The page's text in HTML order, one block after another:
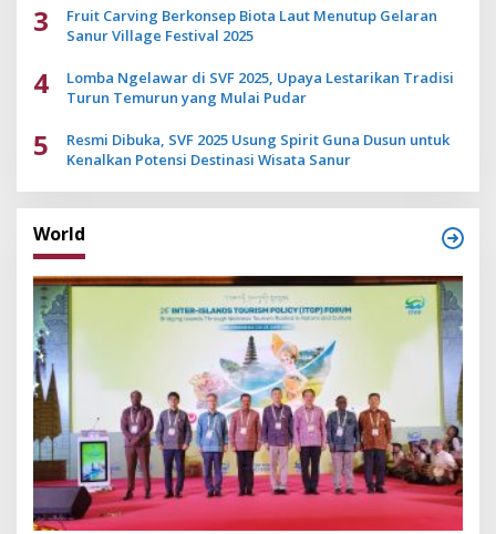
3
Fruit Carving Berkonsep Biota Laut Menutup Gelaran
Sanur Village Festival 2025
4
Lomba Ngelawar di SVF 2025, Upaya Lestarikan Tradisi
Turun Temurun yang Mulai Pudar
5
Resmi Dibuka, SVF 2025 Usung Spirit Guna Dusun untuk
Kenalkan Potensi Destinasi Wisata Sanur
World